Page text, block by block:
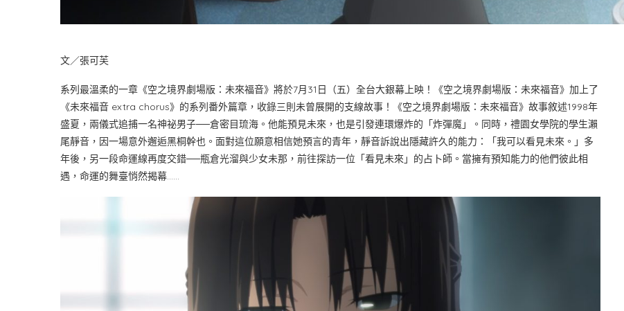
文／張可芙
系列最溫柔的一章《空之境界劇場版：未來福音》將於7月31日（五）全台大銀幕上映！《空之境界劇場版：未來福音》加上了
《未來福音 extra chorus》的系列番外篇章，收錄三則未曾展開的支線故事！《空之境界劇場版：未來福音》故事敘述1998年
盛夏，兩儀式追捕一名神祕男子──倉密目琉海。他能預見未來，也是引發連環爆炸的「炸彈魔」。同時，禮園女學院的學生瀨
尾靜音，因一場意外邂逅黑桐幹也。面對這位願意相信她預言的青年，靜音訴說出隱藏許久的能力：「我可以看見未來。」多
年後，另一段命運線再度交錯──瓶倉光溜與少女未那，前往探訪一位「看見未來」的占卜師。當擁有預知能力的他們彼此相
遇，命運的舞臺悄然揭幕……